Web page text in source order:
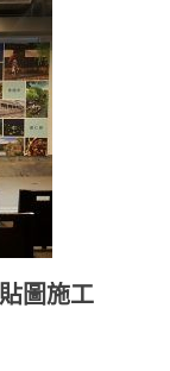
圖施工